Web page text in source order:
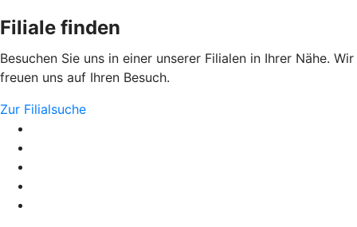
Filiale finden
Besuchen Sie uns in einer unserer Filialen in Ihrer Nähe. Wir
freuen uns auf Ihren Besuch.
Zur Filialsuche